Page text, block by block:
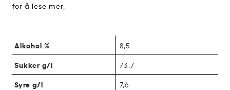
for å lese mer.
Alkohol % 8,5
Sukker g/l 73,7
Syre g/l 7,6